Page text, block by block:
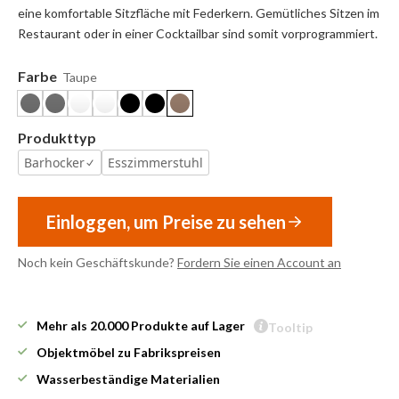
eine komfortable Sitzfläche mit Federkern. Gemütliches Sitzen im
Restaurant oder in einer Cocktailbar sind somit vorprogrammiert.
Farbe Taupe
Produkttyp
Barhocker
Esszimmerstuhl
Einloggen, um Preise zu sehen
Noch kein Geschäftskunde? Fordern Sie einen Account an
Mehr als 20.000 Produkte auf Lager
Tooltip
Objektmöbel zu Fabrikspreisen
Wasserbeständige Materialien